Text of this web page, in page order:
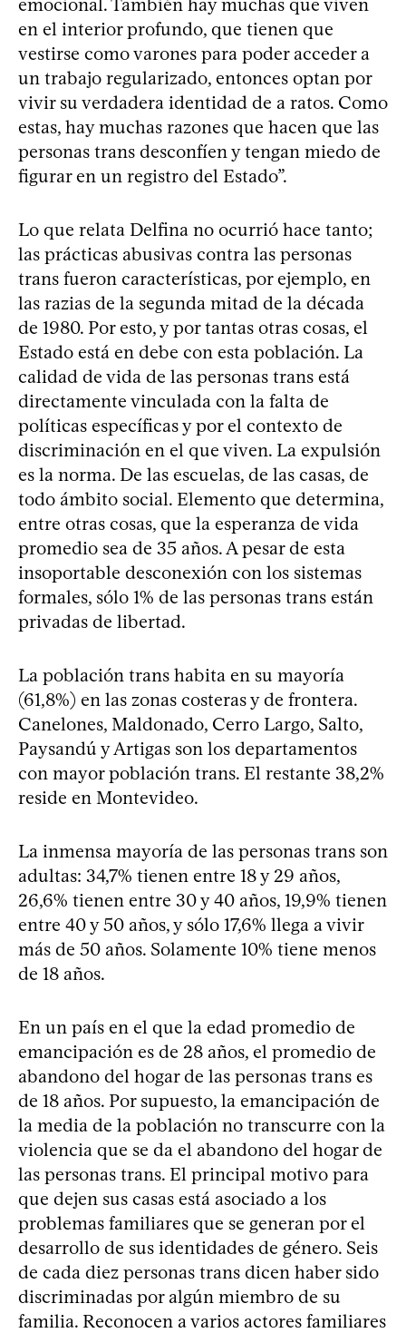
en el interior profundo, que tienen que
vestirse como varones para poder acceder a
un trabajo regularizado, entonces optan por
vivir su verdadera identidad de a ratos. Como
estas, hay muchas razones que hacen que las
personas trans desconfíen y tengan miedo de
figurar en un registro del Estado”.
Lo que relata Delfina no ocurrió hace tanto;
las prácticas abusivas contra las personas
trans fueron características, por ejemplo, en
las razias de la segunda mitad de la década
de 1980. Por esto, y por tantas otras cosas, el
Estado está en debe con esta población. La
calidad de vida de las personas trans está
directamente vinculada con la falta de
políticas específicas y por el contexto de
discriminación en el que viven. La expulsión
es la norma. De las escuelas, de las casas, de
todo ámbito social. Elemento que determina,
entre otras cosas, que la esperanza de vida
promedio sea de 35 años. A pesar de esta
insoportable desconexión con los sistemas
formales, sólo 1% de las personas trans están
privadas de libertad.
La población trans habita en su mayoría
(61,8%) en las zonas costeras y de frontera.
Canelones, Maldonado, Cerro Largo, Salto,
Paysandú y Artigas son los departamentos
con mayor población trans. El restante 38,2%
reside en Montevideo.
La inmensa mayoría de las personas trans son
adultas: 34,7% tienen entre 18 y 29 años,
26,6% tienen entre 30 y 40 años, 19,9% tienen
entre 40 y 50 años, y sólo 17,6% llega a vivir
más de 50 años. Solamente 10% tiene menos
de 18 años.
En un país en el que la edad promedio de
emancipación es de 28 años, el promedio de
abandono del hogar de las personas trans es
de 18 años. Por supuesto, la emancipación de
la media de la población no transcurre con la
violencia que se da el abandono del hogar de
las personas trans. El principal motivo para
que dejen sus casas está asociado a los
problemas familiares que se generan por el
desarrollo de sus identidades de género. Seis
de cada diez personas trans dicen haber sido
discriminadas por algún miembro de su
familia. Reconocen a varios actores familiares